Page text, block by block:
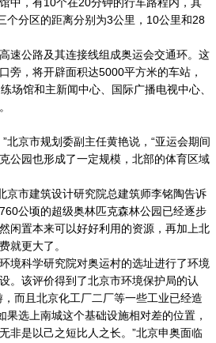
个分区的距离分别为3公里，10公里和28
公路及其连接线组成奥运会交通环。这
旁，将开辟面积达5000平方米的车站，
场馆和主新闻中心、国际广播电视中心、
京市规划委副主任黄艳说，“亚运会期间
公园也形成了一定规模，北部的体育区域
市建筑设计研究院总建筑师李铭陶告诉
公顷的超级奥林匹克森林公园已经逐步
闲置本来可以好好利用的资源，再加上北
就更大了。
科学研究院对奥运村的选址进行了环境
。该评价得到了北京市环境保护局的认
而且北京化工厂二厂等一些工业已经造
果选上南城这个基础设施相对差的位置，
非是以己之短比人之长。”北京申奥面临